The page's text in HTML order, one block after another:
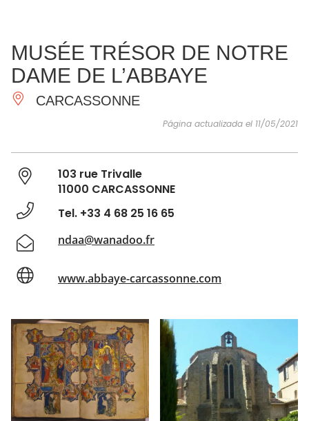
IMPRESCINDIBLES
HACER
INSPIRACIONES
MUSÉE TRÉSOR DE NOTRE
DAME DE L’ABBAYE
CARCASSONNE
Página actualizada el 11/05/2021
103 rue Trivalle
11000 CARCASSONNE
Tel. +33 4 68 25 16 65
ndaa@wanadoo.fr
www.abbaye-carcassonne.com